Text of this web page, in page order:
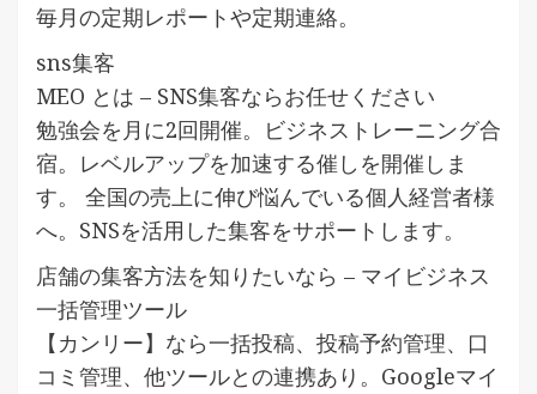
毎月の定期レポートや定期連絡。
sns集客
MEO とは – SNS集客ならお任せください
勉強会を月に2回開催。ビジネストレーニング合
宿。レベルアップを加速する催しを開催しま
す。 全国の売上に伸び悩んでいる個人経営者様
へ。SNSを活用した集客をサポートします。
店舗の集客方法を知りたいなら – マイビジネス
一括管理ツール
【カンリー】なら一括投稿、投稿予約管理、口
コミ管理、他ツールとの連携あり。Googleマイ